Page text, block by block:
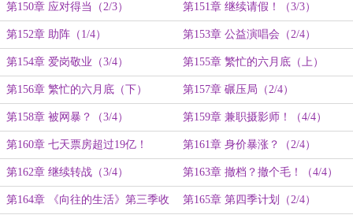
第150章 应对得当（2/3） 第151章 继续请假！（3/3）
第152章 助阵（1/4） 第153章 公益演唱会（2/4）
第154章 爱岗敬业（3/4） 第155章 繁忙的六月底（上）
（4/4）
第156章 繁忙的六月底（下）
（1/4）
第157章 碾压局（2/4）
第158章 被网暴？（3/4） 第159章 兼职摄影师！（4/4）
第160章 七天票房超过19亿！
（1/4）
第161章 身价暴涨？（2/4）
第162章 继续转战（3/4） 第163章 撤档？撤个毛！（4/4）
第164章 《向往的生活》第三季收 第165章 第四季计划（2/4）